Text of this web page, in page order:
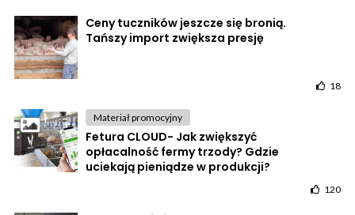
Ceny tuczników jeszcze się bronią.
Tańszy import zwiększa presję
18
Materiał promocyjny
Fetura CLOUD- Jak zwiększyć
opłacalność fermy trzody? Gdzie
uciekają pieniądze w produkcji?
120